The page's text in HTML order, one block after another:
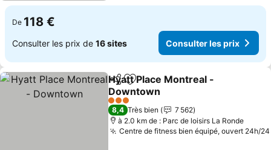
De 118 €
Consulter les prix de 16 sites Consulter les prix
PartagerAjouter à mes favoris
Hyatt Place Montreal -
Downtown
Consulter les prix
3 Étoiles
8,4 Très bien
7 562
à 2.0 km de : Parc de loisirs La Ronde
Centre de fitness bien équipé, ouvert 24h/24